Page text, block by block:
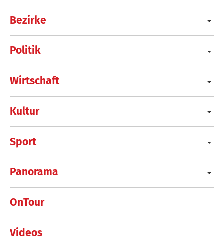
Bezirke
Politik
Wirtschaft
Kultur
Sport
Panorama
OnTour
Videos